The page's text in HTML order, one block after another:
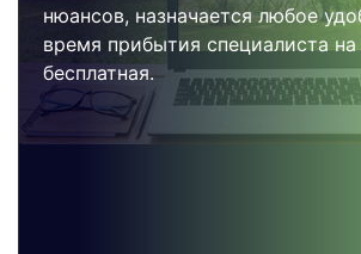
нюансов, назначается любое
время прибытия специалиста на
бесплатная.